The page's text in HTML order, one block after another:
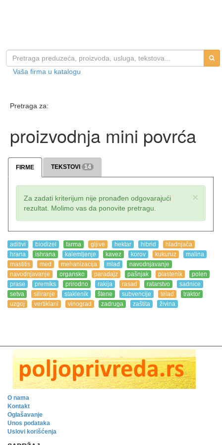
Vaša firma u katalogu
Pretraga za:
proizvodnja mini povrća
FIRME TEKSTOVI 14
×
Za zadati kriterijum nije pronađen odgovarajući
rezultat. Molimo vas da ponovite pretragu.
aditivi biodizel farma gljive hektar hibrid
hladnjača
hrana
ishrana kalemljenje kavez korov kukuruz
malina
mastitis
med mehanizacija mlađ
navodnjavanje
navodnjavanje
organsko paradajz pašnjak plastenik
polen
prase
premiks prirodno rakija rasad ratarstvo
sadnice
setva
siliranje staklenik štene subvencije telad
traktor
uzgoj
vertiklani vinograd zadruga zaštita živina
O nama
Kontakt
Oglašavanje
Unos podataka
Uslovi korišćenja